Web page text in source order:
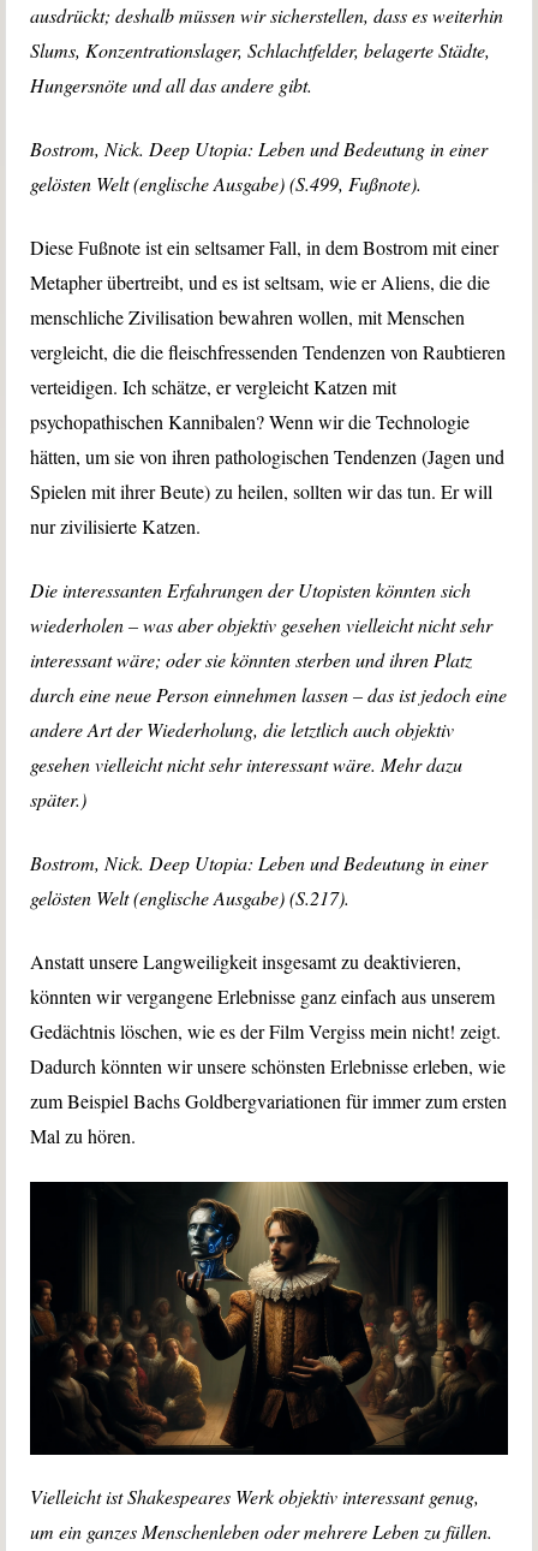
ausdrückt; deshalb müssen wir sicherstellen, dass es weiterhin
Slums, Konzentrationslager, Schlachtfelder, belagerte Städte,
Hungersnöte und all das andere gibt.
Bostrom, Nick. Deep Utopia: Leben und Bedeutung in einer
gelösten Welt (englische Ausgabe) (S.499, Fußnote).
Diese Fußnote ist ein seltsamer Fall, in dem Bostrom mit einer
Metapher übertreibt, und es ist seltsam, wie er Aliens, die die
menschliche Zivilisation bewahren wollen, mit Menschen
vergleicht, die die fleischfressenden Tendenzen von Raubtieren
verteidigen. Ich schätze, er vergleicht Katzen mit
psychopathischen Kannibalen? Wenn wir die Technologie
hätten, um sie von ihren pathologischen Tendenzen (Jagen und
Spielen mit ihrer Beute) zu heilen, sollten wir das tun. Er will
nur zivilisierte Katzen.
Die interessanten Erfahrungen der Utopisten könnten sich
wiederholen – was aber objektiv gesehen vielleicht nicht sehr
interessant wäre; oder sie könnten sterben und ihren Platz
durch eine neue Person einnehmen lassen – das ist jedoch eine
andere Art der Wiederholung, die letztlich auch objektiv
gesehen vielleicht nicht sehr interessant wäre. Mehr dazu
später.)
Bostrom, Nick. Deep Utopia: Leben und Bedeutung in einer
gelösten Welt (englische Ausgabe) (S.217).
Anstatt unsere Langweiligkeit insgesamt zu deaktivieren,
könnten wir vergangene Erlebnisse ganz einfach aus unserem
Gedächtnis löschen, wie es der Film Vergiss mein nicht! zeigt.
Dadurch könnten wir unsere schönsten Erlebnisse erleben, wie
zum Beispiel Bachs Goldbergvariationen für immer zum ersten
Mal zu hören.
Vielleicht ist Shakespeares Werk objektiv interessant genug,
um ein ganzes Menschenleben oder mehrere Leben zu füllen.